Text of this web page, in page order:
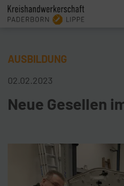
AUSBILDUNG
02.02.2023
Neue Gesellen